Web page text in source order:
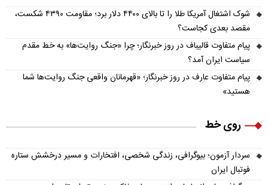
شوک اشتغال آمریکا طلا را تا بالای ۴۴۰۰ دلار برد؛ مقاومت ۴۳۹۰ شکست،
مقصد بعدی کجاست؟
پیام متفاوت قالیباف در روز خبرنگار؛ چرا «جنگ روایت‌ها» به خط مقدم
سیاست ایران آمد؟
پیام متفاوت عارف در روز خبرنگار؛ «قهرمانان واقعی جنگ روایت‌ها شما
هستید»
روی خط
سردار آزمون؛ بیوگرافی، زندگی شخصی، افتخارات و مسیر درخشش ستاره
فوتبال ایران